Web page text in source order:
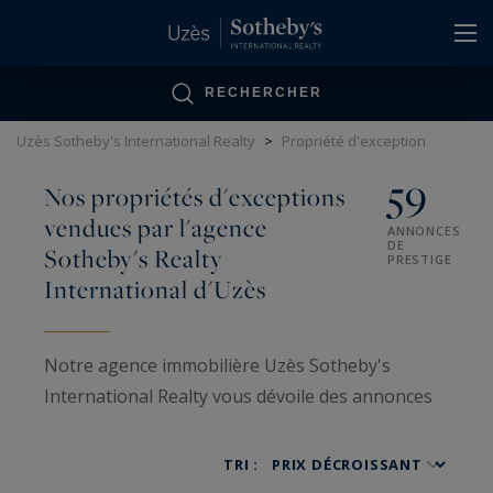
RECHERCHER
Uzès Sotheby's International Realty > Propriété d'exception
Nos propriétés d'exceptions
vendues par l'agence
Sotheby's Realty
International d'Uzès
59
ANNONCES
DE
PRESTIGE
Notre agence immobilière Uzès Sotheby's
International Realty vous dévoile des annonces
luxe. Ces propriétés rares incarnent l'art de vivre
TRI :